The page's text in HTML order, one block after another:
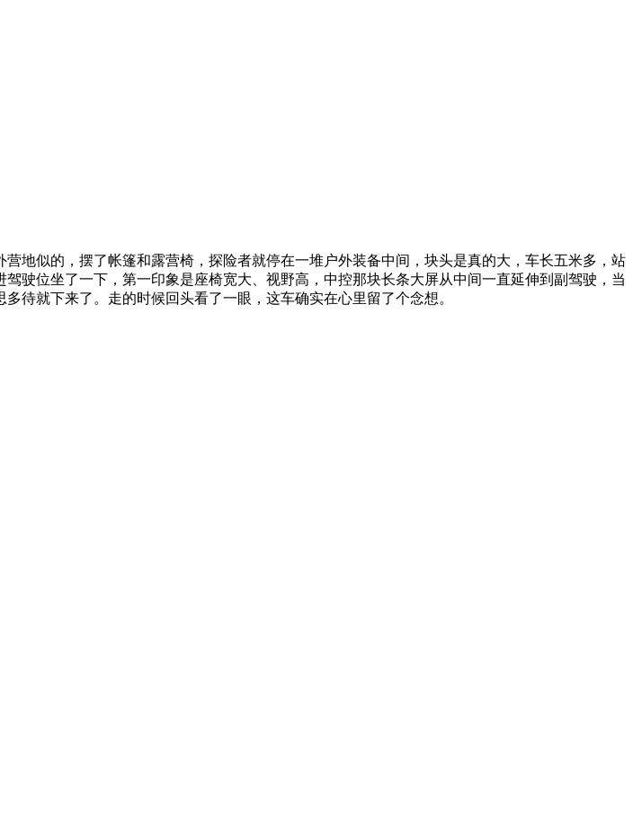
地似的，摆了帐篷和露营椅，探险者就停在一堆户外装备中间，块头是真的大，车长五米多，站
驶位坐了一下，第一印象是座椅宽大、视野高，中控那块长条大屏从中间一直延伸到副驾驶，当
待就下来了。走的时候回头看了一眼，这车确实在心里留了个念想。